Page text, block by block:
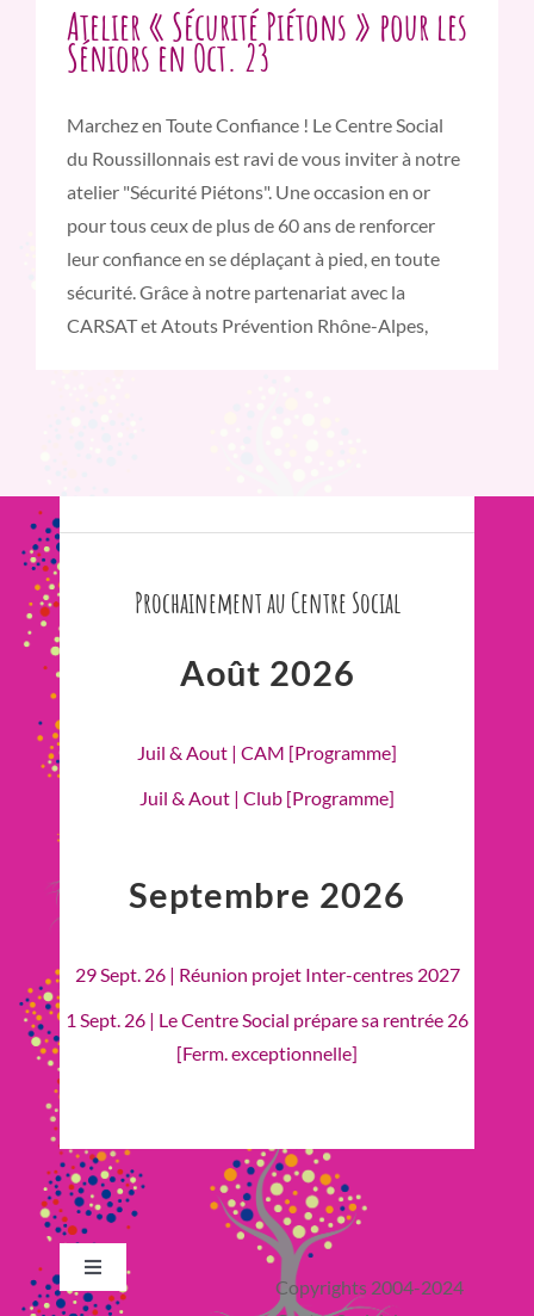
Atelier « Sécurité Piétons » pour les
Séniors en Oct. 23
Marchez en Toute Confiance ! Le Centre Social
du Roussillonnais est ravi de vous inviter à notre
atelier "Sécurité Piétons". Une occasion en or
pour tous ceux de plus de 60 ans de renforcer
leur confiance en se déplaçant à pied, en toute
sécurité. Grâce à notre partenariat avec la
CARSAT et Atouts Prévention Rhône-Alpes,
Prochainement au Centre Social
Août 2026
Juil & Aout | CAM [Programme]
Juil & Aout | Club [Programme]
Septembre 2026
29 Sept. 26 | Réunion projet Inter-centres 2027
1 Sept. 26 | Le Centre Social prépare sa rentrée 26
[Ferm. exceptionnelle]
Toggle
Navigation
Copyrights 2004-2024